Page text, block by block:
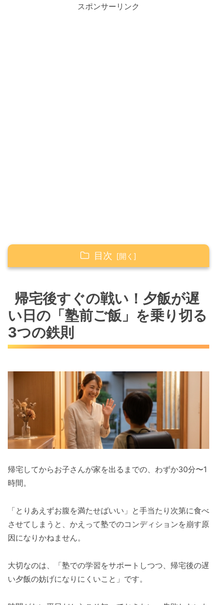
スポンサーリンク
目次
飯」を乗り切る3つの鉄則
胃に優しくエネルギーになる「糖質」を最
優先に
帰宅後のドカ食いを防ぐ！「分食（ぶんし
ょく）」のすすめ
【タイムアタック別】共働きママを救う！焦ら
ない塾前メニュー
【帰宅後5分】市販のおでん・じゃがバタ
ーで速攻チャージ
【ほったらかし15分】電気圧力鍋で作る！
里芋と手羽元の和風スープ
つ・軽食
なりやすい
よくある質問
塾に行く何分前に食べさせるのがベストで
コンビニで買うなら、どんな商品を選ぶべ
きですか？
まとめ
帰宅後すぐの戦い！夕飯が遅
い日の「塾前ご飯」を乗り切る
3つの鉄則
帰宅してからお子さんが家を出るまでの、わずか30分〜1
時間。
「とりあえずお腹を満たせばいい」と手当たり次第に食べ
させてしまうと、かえって塾でのコンディションを崩す原
因になりかねません。
大切なのは、「塾での学習をサポートしつつ、帰宅後の遅
い夕飯の妨げになりにくいこと」です。